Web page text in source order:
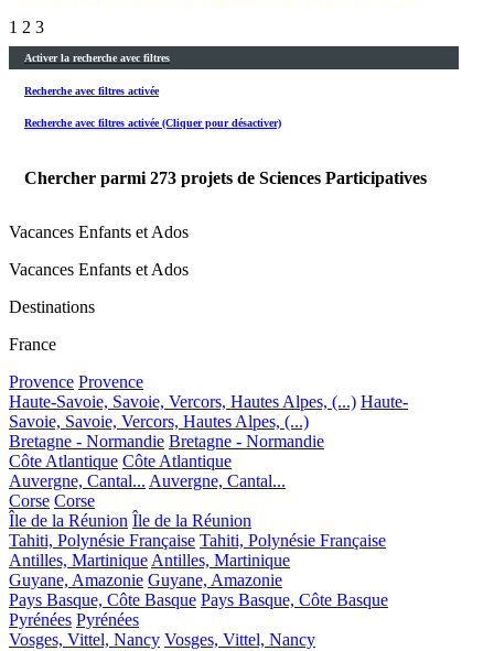
1 2 3
Activer la recherche avec filtres
Recherche avec filtres activée
Recherche avec filtres activée (Cliquer pour désactiver)
Chercher parmi 273 projets de Sciences Participatives
Vacances Enfants et Ados
Vacances Enfants et Ados
Destinations
France
Provence Provence
Haute-Savoie, Savoie, Vercors, Hautes Alpes, (...) Haute-
Savoie, Savoie, Vercors, Hautes Alpes, (...)
Bretagne - Normandie Bretagne - Normandie
Côte Atlantique Côte Atlantique
Auvergne, Cantal... Auvergne, Cantal...
Corse Corse
Île de la Réunion Île de la Réunion
Tahiti, Polynésie Française Tahiti, Polynésie Française
Antilles, MartiniqueAntilles, Martinique
Guyane, Amazonie Guyane, Amazonie
Pays Basque, Côte Basque Pays Basque, Côte Basque
Pyrénées Pyrénées
Vosges, Vittel, Nancy Vosges, Vittel, Nancy